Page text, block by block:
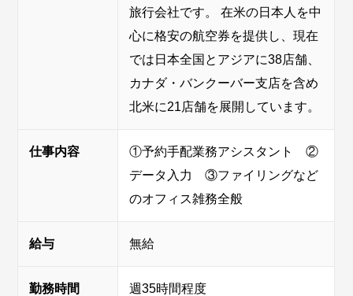
旅行会社です。 在米の日本人を中
心に格安の航空券を提供し、現在
では日本全国とアジアに38店舗、
カナダ・バンクーバー支店を含め
北米に21店舗を展開しています。
仕事内容
①予約手配業務アシスタント ②
データ入力 ③ファイリングなど
のオフィス雑務全般
給与 無給
勤務時間 週35時間程度